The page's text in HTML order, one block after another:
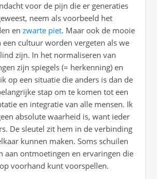
voor de pijn die er generaties
neem als voorbeeld het
en zwarte piet. Maar ook de mooie
een cultuur worden vergeten als we
zijn. In het normaliseren van
zijn spiegels (= herkenning) en
op een situatie die anders is dan de
stap om te komen tot een
en integratie van alle mensen. Ik
absolute waarheid is, want ieder
De sleutel zit hem in de verbinding
kunnen maken. Soms schuilen
aan ontmoetingen en ervaringen die
voorhand kunt voorspellen.